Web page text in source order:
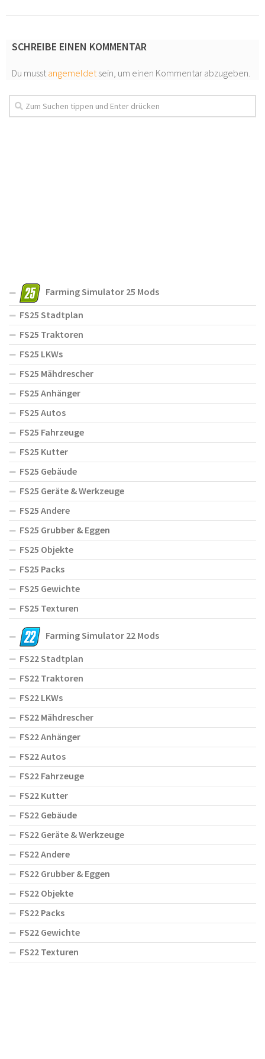
SCHREIBE EINEN KOMMENTAR
Du musstangemeldetsein, um einen Kommentar abzugeben.
Farming Simulator 25 Mods
FS25 Stadtplan
FS25 Traktoren
FS25 LKWs
FS25 Mähdrescher
FS25 Anhänger
FS25 Autos
FS25 Fahrzeuge
FS25 Kutter
FS25 Gebäude
FS25 Geräte & Werkzeuge
FS25 Andere
FS25 Grubber & Eggen
FS25 Objekte
FS25 Packs
FS25 Gewichte
FS25 Texturen
Farming Simulator 22 Mods
FS22 Stadtplan
FS22 Traktoren
FS22 LKWs
FS22 Mähdrescher
FS22 Anhänger
FS22 Autos
FS22 Fahrzeuge
FS22 Kutter
FS22 Gebäude
FS22 Geräte & Werkzeuge
FS22 Andere
FS22 Grubber & Eggen
FS22 Objekte
FS22 Packs
FS22 Gewichte
FS22 Texturen